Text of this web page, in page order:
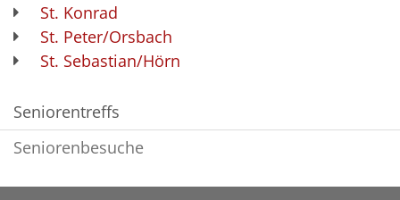
St. Konrad
St. Peter/Orsbach
St. Sebastian/Hörn
Seniorentreffs
Seniorenbesuche